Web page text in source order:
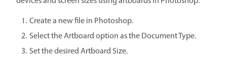
Create a new file in Photoshop.
Select the Artboard option as the Document Type.
Set the desired Artboard Size.